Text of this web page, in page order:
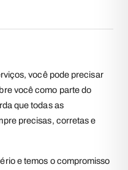
você pode precisar
você como parte do
que todas as
precisas, corretas e
e temos o compromisso